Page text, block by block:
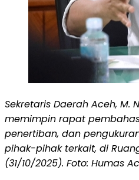
Sekretaris Daerah Aceh, M.
memimpin rapat
penertiban, dan
pihak-pihak terkait, di
(31/10/2025). Foto: Humas